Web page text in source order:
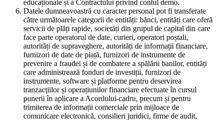
educaționale și a Contractului privind contul demo.
Datele dumneavoastră cu caracter personal pot fi transferate
către următoarele categorii de entități: bănci, entități care oferă
servicii de plăți rapide, societăți din grupul de capital din care
face parte operatorul de date, curieri, operatori poștali,
autorități de supraveghere, autorități de informații financiare,
furnizori de date de piață, furnizori de instrumente de
prevenire a fraudei și de combatere a spălării banilor, entități
care administrează fonduri de investiții, furnizori de
instrumente, software și platforme pentru deservirea
tranzacțiilor și operațiunilor financiare efectuate în cursul
punerii în aplicare a Acordului-cadru, precum și pentru
trimiterea de informații comerciale prin mijloace de
comunicare electronică, consilieri juridici, firme de audit,